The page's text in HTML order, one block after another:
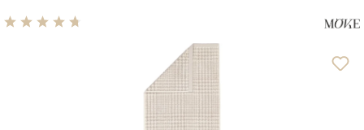
Durchschnittliche Bewertung von 4.75 von 5 Sternen